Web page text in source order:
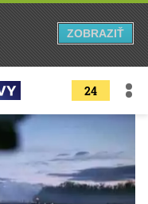
24
ZOBRAZIŤ